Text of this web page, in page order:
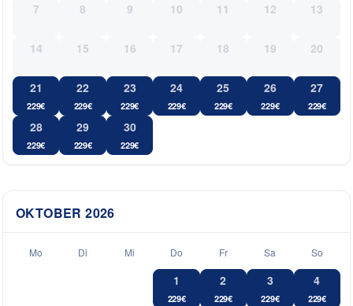
7 8 9 10 11 12 13
14 15 16 17 18 19 20
21
229€
22
229€
23
229€
24
229€
25
229€
26
229€
27
229€
28
229€
29
229€
30
229€
OKTOBER 2026
Mo Di Mi Do Fr Sa So
1
229€
2
229€
3
229€
4
229€